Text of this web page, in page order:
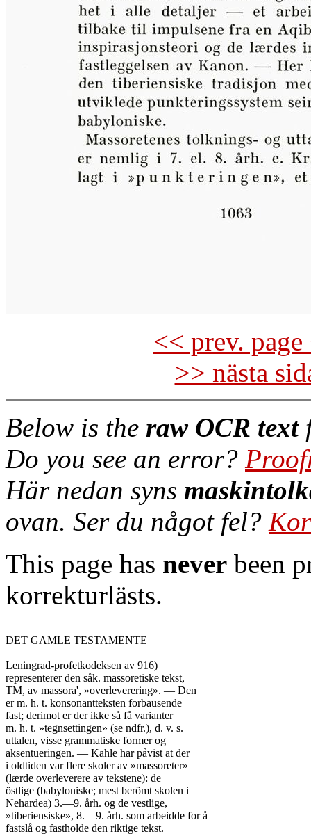
<< prev.
>> nästa
Below is the raw OCR text
Do you see an error?
Här nedan syns
ovan. Ser du något fel?
This page has never been
korrekturlästs.
DET GAMLE TESTAMENTE
Leningrad-profetkodeksen av 916)
representerer den såk. massoretiske tekst,
TM, av massora', »overleverering». — Den
er m. h. t. konsonantteksten forbausende
fast; derimot er der ikke så få varianter
m. h. t. »tegnsettingen» (se ndfr.), d. v. s.
uttalen, visse grammatiske former og
aksentueringen. — Kahle har påvist at der
i oldtiden var flere skoler av »massoreter»
(lærde overleverere av tekstene): de
östlige (babyloniske; mest berömt skolen i
Nehardea) 3.—9. årh. og de vestlige,
»tiberiensiske», 8.—9. årh. som arbeidde for å
fastslå og fastholde den riktige tekst.